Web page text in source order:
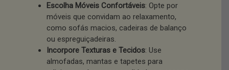
Escolha Móveis Confortáveis: Opte por
móveis que convidam ao relaxamento,
como sofás macios, cadeiras de balanço
ou espreguiçadeiras.
Incorpore Texturas e Tecidos: Use
almofadas, mantas e tapetes para